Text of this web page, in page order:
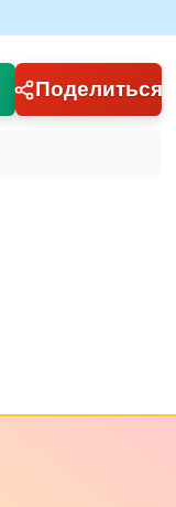
Поделиться